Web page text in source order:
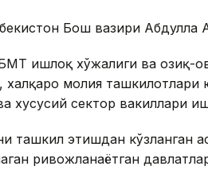
Бош вазири Абдулла
Қишлоқ хўжалиги ва озиқ-
халқаро молия
хусусий сектор вакиллари
ташкил этишдан кўзланган
ривожланаётган